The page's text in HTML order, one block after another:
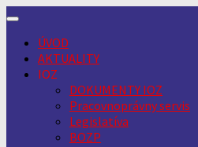
Skip
contentÚVOD
AKTUALITY
IOZ
DOKUMENTY IOZ
Pracovnoprávny servis
Legislatíva
BOZP